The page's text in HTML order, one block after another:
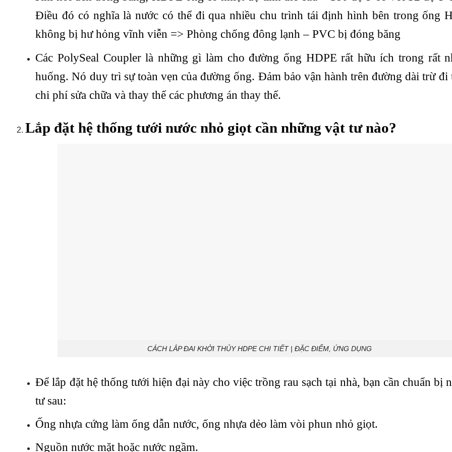
Điều đó có nghĩa là nước có thể đi qua nhiều chu trình tái định hình bên trong ống
không bị hư hỏng vĩnh viễn => Phòng chống đông lạnh – PVC bị đóng băng
Các PolySeal Coupler là những gì làm cho đường ống HDPE rất hữu ích trong rất
huống. Nó duy trì sự toàn vẹn của đường ống. Đảm bảo vận hành trên đường dài trừ đi
chi phí sửa chữa và thay thế các phương án thay thế.
Lắp đặt hệ thống tưới nước nhỏ giọt cần những vật tư nào?
CÁCH LẮP ĐAI KHỞI THỦY HDPE CHI TIẾT | ĐẶC ĐIỂM, ỨNG DỤNG
Để lắp đặt hệ thống tưới hiện đại này cho việc trồng rau sạch tại nhà, bạn cần chuẩn bị
tư sau:
Ống nhựa cứng làm ống dẫn nước, ống nhựa dẻo làm vòi phun nhỏ giọt.
Nguồn nước mặt hoặc nước ngầm.